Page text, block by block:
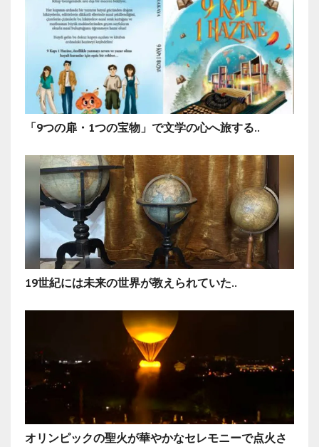
「9つの扉・1つの宝物」で文学の心へ旅する..
19世紀には未来の世界が教えられていた..
オリンピックの聖火が華やかなセレモニーで点火さ